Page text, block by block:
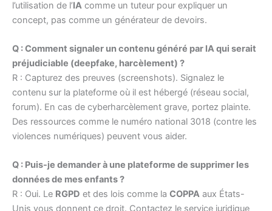
l’utilisation de l’IA comme un tuteur pour expliquer un
concept, pas comme un générateur de devoirs.
Q : Comment signaler un contenu généré par IA qui serait
préjudiciable (deepfake, harcèlement) ?
R : Capturez des preuves (screenshots). Signalez le
contenu sur la plateforme où il est hébergé (réseau social,
forum). En cas de cyberharcèlement grave, portez plainte.
Des ressources comme le numéro national 3018 (contre les
violences numériques) peuvent vous aider.
Q : Puis-je demander à une plateforme de supprimer les
données de mes enfants ?
R : Oui. Le RGPD et des lois comme la COPPA aux États-